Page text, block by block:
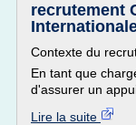
recrutement
Contexte du
En tant que
d'assurer un
Lire la suite